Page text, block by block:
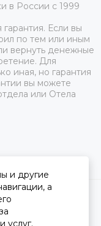
в России с 1999
Если вы
по тем или иным
вернуть денежные
Для
иная, но гарантия
вы можете
или Отела
сайта
и другие
а
услуг.